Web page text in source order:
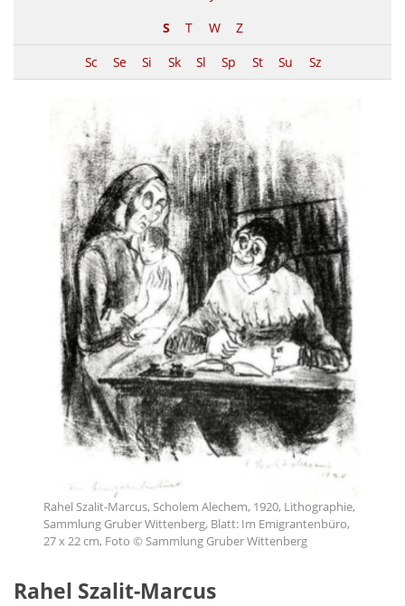
S
T W
Z
Sc
Se Si Sk Sl Sp St Su Sz
Rahel Szalit-Marcus, Scholem Alechem, 1920, Lithographie,
Sammlung Gruber Wittenberg, Blatt: Im Emigrantenbüro,
27 x 22 cm, Foto © Sammlung Gruber Wittenberg
Rahel Szalit-Marcus